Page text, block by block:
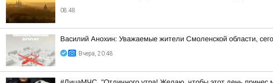
08:48
Василий Анохин: Уважаемые жители Смоленской области,
Вчера, 20:48